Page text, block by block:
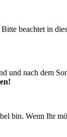
beachtet in
und nach dem
bin. Wenn Ihr